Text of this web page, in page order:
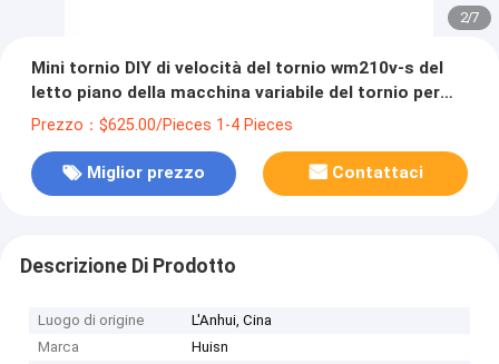
2/7
Mini tornio DIY di velocità del tornio wm210v-s del
letto piano della macchina variabile del tornio per
metallo
Prezzo：$625.00/Pieces 1-4 Pieces
Miglior prezzo Contattaci
Descrizione Di Prodotto
Luogo di origine
L'Anhui, Cina
Marca
Huisn